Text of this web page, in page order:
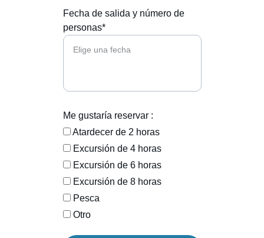
Fecha de salida y número de
personas*
Me gustaría reservar :
Atardecer de 2 horas
Excursión de 4 horas
Excursión de 6 horas
Excursión de 8 horas
Pesca
Otro